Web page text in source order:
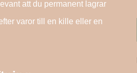
att du permanent lagrar
varor till en kille eller en